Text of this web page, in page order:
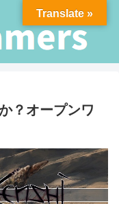
？オープンワ
Translate »